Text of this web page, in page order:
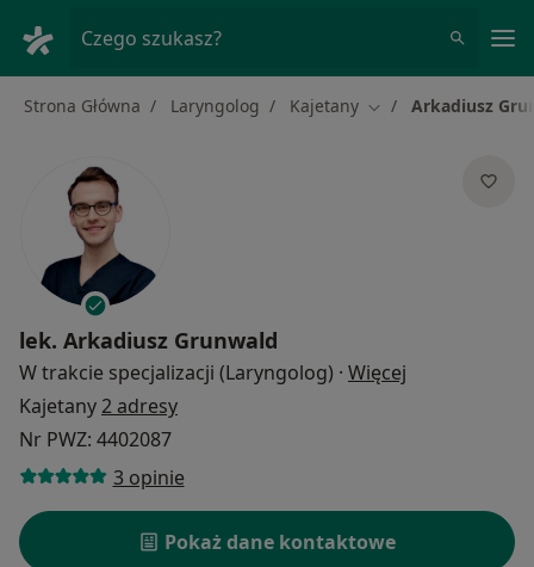
Czego szukasz?
Strona Główna Laryngolog Kajetany Zmień miasto
Arkadiusz
lek. Arkadiusz Grunwald
W trakcie specjalizacji (Laryngolog) · Więcej
Kajetany2 adresy
Nr PWZ: 4402087
3 opinie
Pokaż dane kontaktowe